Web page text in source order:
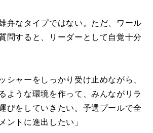
弁なタイプではない。ただ、ワール
問すると、リーダーとして自覚十分
シャーをしっかり受け止めながら、
ような環境を作って、みんながリラ
びをしていきたい。予選プールで全
ントに進出したい」